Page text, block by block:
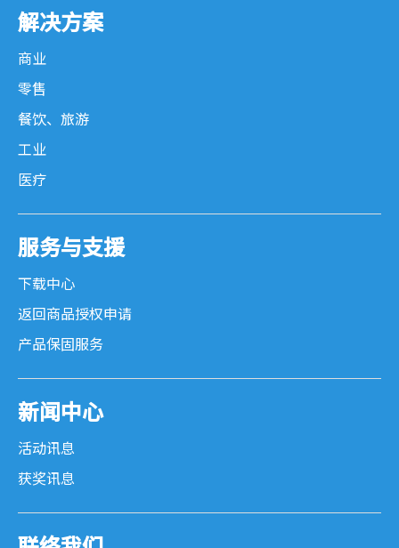
解决方案
商业
零售
餐饮、旅游
工业
医疗
服务与支援
下载中心
返回商品授权申请
产品保固服务
新闻中心
活动讯息
获奖讯息